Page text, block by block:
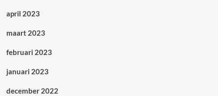
april 2023
maart 2023
februari 2023
januari 2023
december 2022